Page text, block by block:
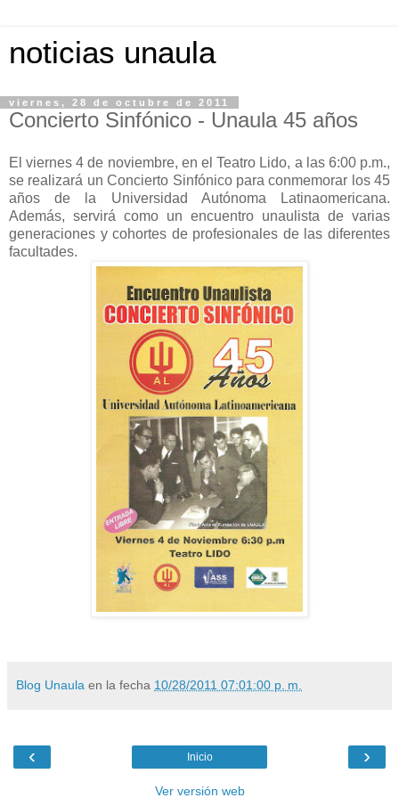
noticias unaula
viernes, 28 de octubre de 2011
Concierto Sinfónico - Unaula 45 años
El viernes 4 de noviembre, en el Teatro Lido, a las 6:00 p.m.,
se realizará un Concierto Sinfónico para conmemorar los 45
años de la Universidad Autónoma Latinaomericana.
Además, servirá como un encuentro unaulista de varias
generaciones y cohortes de profesionales de las diferentes
facultades.
Blog Unaula en la fecha 10/28/2011 07:01:00 p. m.
‹ ›
Inicio
Ver versión web